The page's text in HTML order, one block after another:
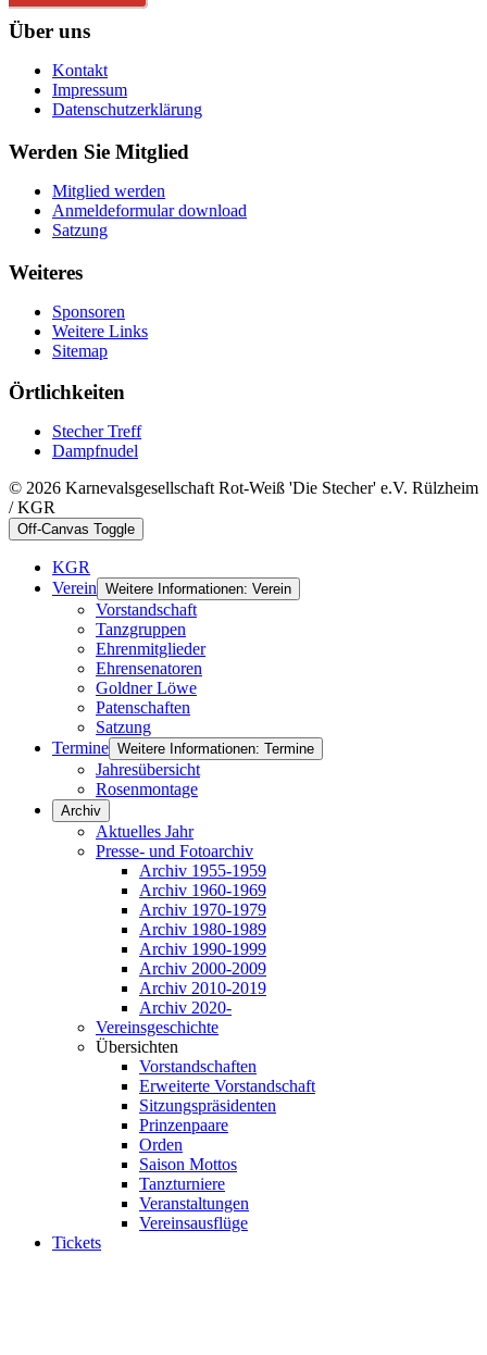
Über uns
Kontakt
Impressum
Datenschutzerklärung
Werden Sie Mitglied
Mitglied werden
Anmeldeformular download
Satzung
Weiteres
Sponsoren
Weitere Links
Sitemap
Örtlichkeiten
Stecher Treff
Dampfnudel
© 2026 Karnevalsgesellschaft Rot-Weiß 'Die Stecher' e.V. Rülzheim
/ KGR
Off-Canvas Toggle
KGR
Verein Weitere Informationen: Verein
Vorstandschaft
Tanzgruppen
Ehrenmitglieder
Ehrensenatoren
Goldner Löwe
Patenschaften
Satzung
Termine Weitere Informationen: Termine
Jahresübersicht
Rosenmontage
Archiv
Aktuelles Jahr
Presse- und Fotoarchiv
Archiv 1955-1959
Archiv 1960-1969
Archiv 1970-1979
Archiv 1980-1989
Archiv 1990-1999
Archiv 2000-2009
Archiv 2010-2019
Archiv 2020-
Vereinsgeschichte
Übersichten
Vorstandschaften
Erweiterte Vorstandschaft
Sitzungspräsidenten
Prinzenpaare
Orden
Saison Mottos
Tanzturniere
Veranstaltungen
Vereinsausflüge
Tickets